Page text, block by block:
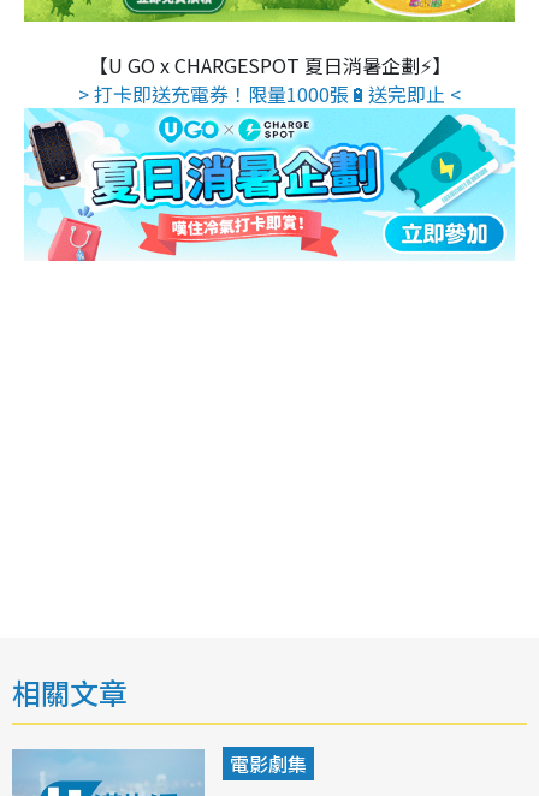
【U GO x CHARGESPOT 夏日消暑企劃⚡】
> 打卡即送充電券！限量1000張🔋送完即止 <
相關文章
電影劇集